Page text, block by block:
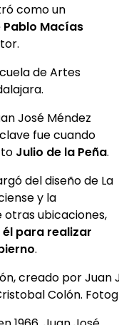
como un
Pablo Macías
de Artes
José Méndez
fue cuando
Julio de la Peña.
del diseño de La
y la
otras ubicaciones,
para realizar
.
Colón.